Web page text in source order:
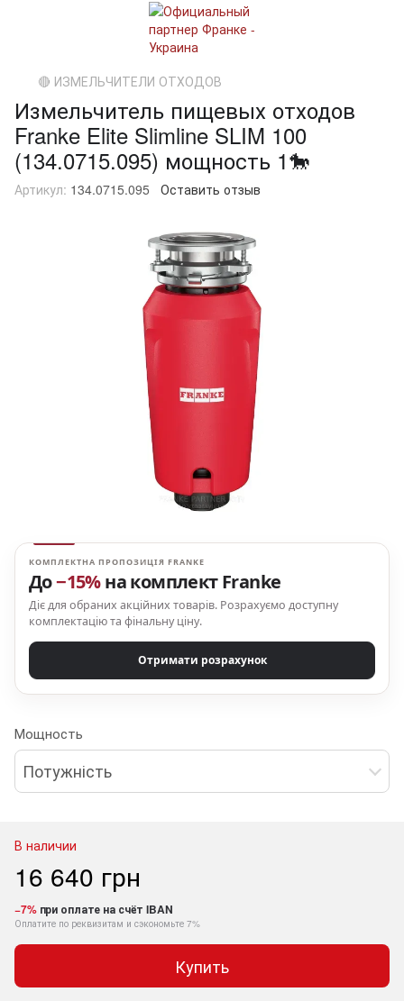
🔴 ИЗМЕЛЬЧИТЕЛИ ОТХОДОВ
Измельчитель пищевых отходов
Franke Elite Slimline SLIM 100
(134.0715.095) мощность 1🐎
Артикул: 134.0715.095 Оставить отзыв
КОМПЛЕКТНА ПРОПОЗИЦІЯ FRANKE
До−15%на комплект Franke
Діє для обраних акційних товарів. Розрахуємо доступну
комплектацію та фінальну ціну.
Отримати розрахунок
Мощность
Потужність
В наличии
16 640 грн
−7%при оплате на счёт IBAN
Оплатите по реквизитам и сэкономьте 7%
Купить